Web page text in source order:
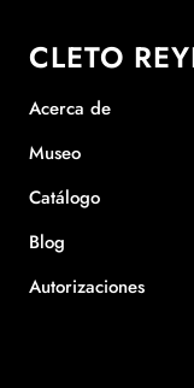
CLETO
Acerca de
Museo
Catálogo
Blog
Autorizaciones